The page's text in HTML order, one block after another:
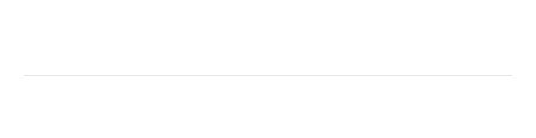
s
e te gr